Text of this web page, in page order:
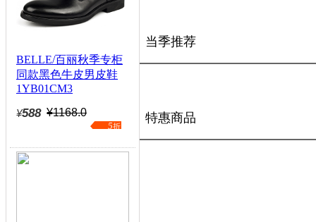
BELLE/百丽秋季专柜
同款黑色牛皮男皮鞋
1YB01CM3
¥588 ¥1168.0
5折
当季推荐
特惠商品